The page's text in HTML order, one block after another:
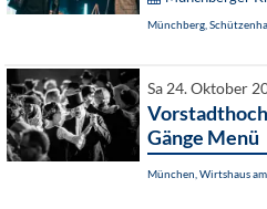
Münchberg,
Sa 24. Oktober
Gänge Menü
München, Wirtshaus